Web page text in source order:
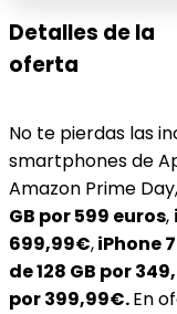
Detalles de la
oferta
No te pierdas las
smartphones de
Amazon Prime
GB por 599 euros,
699,99€,iPhone
de 128 GB por
por 399,99€.En